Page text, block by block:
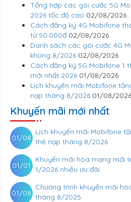
Tổng hợp các gói cước 5G
2026 tốc độ cao 02/08/2026
Cách đăng ký 4G Mobifone
từ 50.000đ 02/08/2026
Danh sách các gói cước 4G
khủng 8/2026 02/08/2026
Cách đăng ký 5G Mobifone 1
mới nhất 2026 01/08/2026
Lịch khuyến mãi Mobifone
nạp tháng 8/2026 01/08/2026
Khuyến mãi mới nhất
Lịch khuyến mãi Mobifone
thẻ nạp tháng 8/2026
01/08
Khuyến mãi hòa mạng mới
1/2026 nhiều ưu đãi
01/01
Chương trình khuyến mãi
tháng 8/2025
01/08